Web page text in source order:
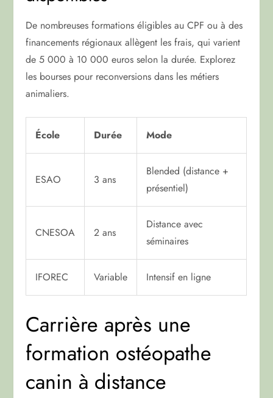
De nombreuses formations éligibles au CPF ou à des
financements régionaux allègent les frais, qui varient
de 5 000 à 10 000 euros selon la durée. Explorez
les bourses pour reconversions dans les métiers
animaliers.
École Durée Mode
ESAO 3 ans
Blended (distance +
présentiel)
CNESOA 2 ans
Distance avec
séminaires
IFOREC Variable Intensif en ligne
Carrière après une
formation ostéopathe
canin à distance